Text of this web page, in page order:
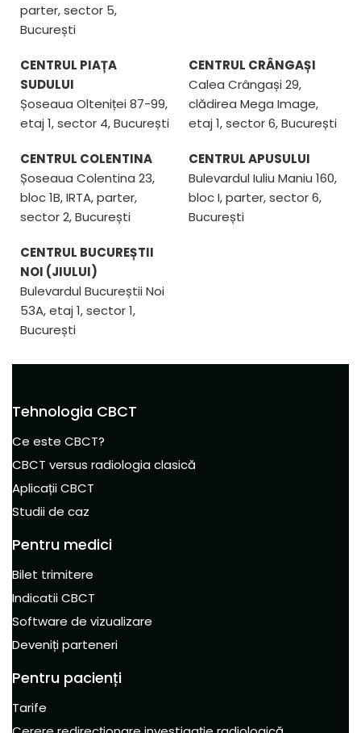
parter, sector 5,
București
CENTRUL PIAȚA
SUDULUI
Șoseaua Olteniței 87-99,
etaj 1, sector 4, București
CENTRUL CRÂNGAȘI
Calea Crângași 29,
clădirea Mega Image,
etaj 1, sector 6, București
CENTRUL COLENTINA
Șoseaua Colentina 23,
bloc 1B, IRTA, parter,
sector 2, București
CENTRUL APUSULUI
Bulevardul Iuliu Maniu 160,
bloc I, parter, sector 6,
București
CENTRUL BUCUREȘTII
NOI (JIULUI)
Bulevardul Bucureștii Noi
53A, etaj 1, sector 1,
București
Tehnologia CBCT
Ce este CBCT?
CBCT versus radiologia clasică
Aplicații CBCT
Studii de caz
Pentru medici
Bilet trimitere
Indicatii CBCT
Software de vizualizare
Deveniți parteneri
Pentru pacienți
Tarife